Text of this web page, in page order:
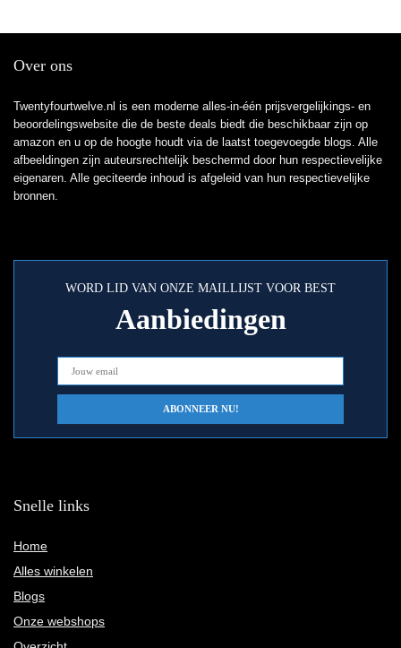
Over ons
Twentyfourtwelve.nl is een moderne alles-in-één prijsvergelijkings- en
beoordelingswebsite die de beste deals biedt die beschikbaar zijn op
amazon en u op de hoogte houdt via de laatst toegevoegde blogs. Alle
afbeeldingen zijn auteursrechtelijk beschermd door hun respectievelijke
eigenaren. Alle geciteerde inhoud is afgeleid van hun respectievelijke
bronnen.
WORD LID VAN ONZE MAILLIJST VOOR BEST
Aanbiedingen
Snelle links
Home
Alles winkelen
Blogs
Onze webshops